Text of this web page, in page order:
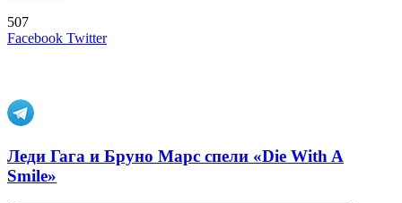
507
Facebook TwitterLinkedIn
Tumblr
Reddit
Вконтакте
Одноклассники
Skype
Messenger
Messenger
WhatsApp
Telegram
Viber
Line
Поделиться
Печатать
Леди Гага и Бруно Марс спели «Die With A
Smile»